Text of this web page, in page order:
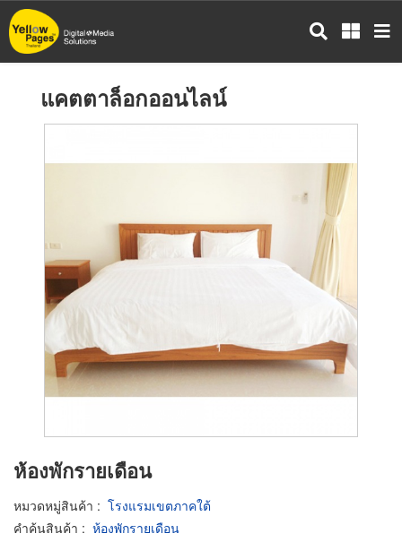
ข้าม
ไป
แคตตาล็อกออนไลน์
ห้องพักรายเดือน
หมวดหมู่สินค้า : โรงแรมเขตภาคใต้
คำค้นสินค้า : ห้องพักรายเดือน